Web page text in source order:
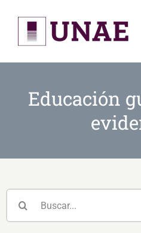
content
Educación